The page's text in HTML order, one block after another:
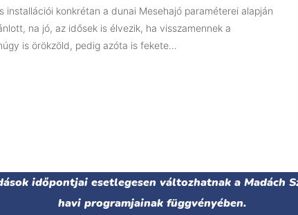
konkrétan a dunai Mesehajó paraméterei alapján
na jó, az idősek is élvezik, ha visszamennek a
is örökzöld, pedig azóta is fekete…
időpontjai esetlegesen változhatnak a Madách
havi programjainak függvényében.